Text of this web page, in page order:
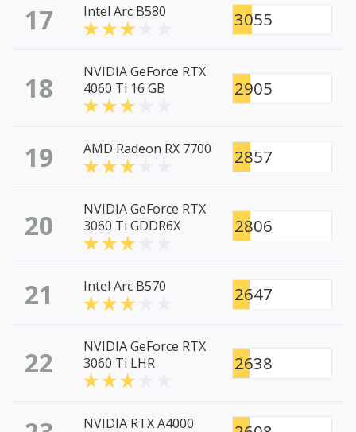
17 Intel Arc B580 3055
18
NVIDIA GeForce RTX
4060 Ti 16 GB
2905
19 AMD Radeon RX 7700 2857
20
NVIDIA GeForce RTX
3060 Ti GDDR6X
2806
21 Intel Arc B570 2647
22
NVIDIA GeForce RTX
3060 Ti LHR
2638
NVIDIA RTX A4000